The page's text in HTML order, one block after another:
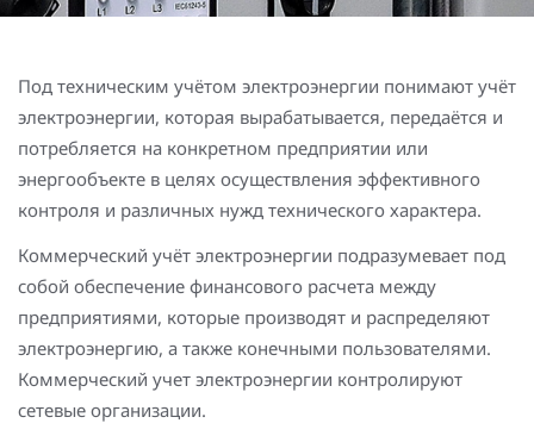
Повышение надежности электроснабжения
Шкафы РЗА 110-220 кВ
присоединений 6-35кВ
Сбор и анализ информации об аварийных событиях
Оборудование компенсации емкостных токов
Определение поврежденного фидера
Промышленная автоматизация
Под техническим учётом электроэнергии понимают учёт
электроэнергии, которая вырабатывается, передаётся и
потребляется на конкретном предприятии или
энергообъекте в целях осуществления эффективного
контроля и различных нужд технического характера.
Коммерческий учёт электроэнергии подразумевает под
собой обеспечение финансового расчета между
предприятиями, которые производят и распределяют
электроэнергию, а также конечными пользователями.
Коммерческий учет электроэнергии контролируют
сетевые организации.